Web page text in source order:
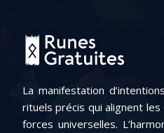
La manifestation
rituels précis qui alignent
forces universelles.